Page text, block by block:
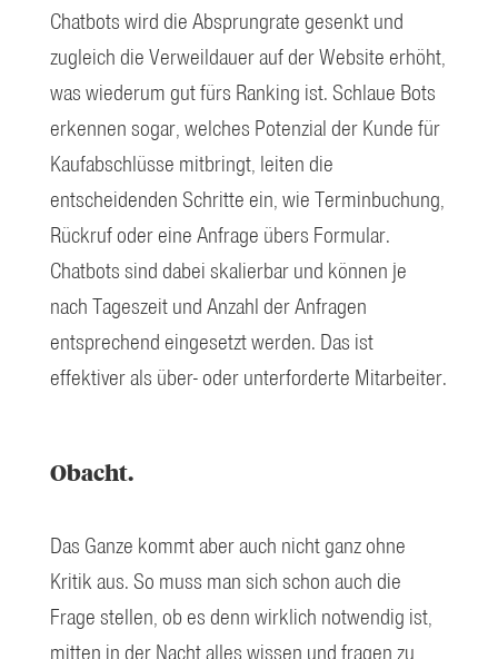
Chatbots wird die Absprungrate gesenkt und
zugleich die Verweildauer auf der Website erhöht,
was wiederum gut fürs Ranking ist. Schlaue Bots
erkennen sogar, welches Potenzial der Kunde für
Kaufabschlüsse mitbringt, leiten die
entscheidenden Schritte ein, wie Terminbuchung,
Rückruf oder eine Anfrage übers Formular.
Chatbots sind dabei skalierbar und können je
nach Tageszeit und Anzahl der Anfragen
entsprechend eingesetzt werden. Das ist
effektiver als über- oder unterforderte Mitarbeiter.
Obacht.
Das Ganze kommt aber auch nicht ganz ohne
Kritik aus. So muss man sich schon auch die
Frage stellen, ob es denn wirklich notwendig ist,